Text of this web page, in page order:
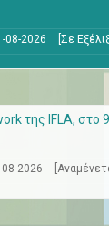
08-2026 [Σε
της IFLA, στο
08-2026